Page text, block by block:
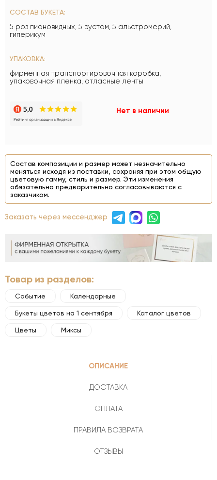
СОСТАВ БУКЕТА:
5 роз пионовидных, 5 эустом, 5 альстромерий,
гиперикум
УПАКОВКА:
фирменная транспортировочная коробка,
упаковочная пленка, атласные ленты
Нет в наличии
Состав композиции и размер может незначительно
меняться исходя из поставки, сохраняя при этом общую
цветовую гамму, стиль и размер. Эти изменения
обязательно предварительно согласовываются с
заказчиком.
Заказать через мессенджер
Товар из разделов:
Событие Календарные
Букеты цветов на 1 сентября Каталог цветов
Цветы Миксы
ОПИСАНИЕ
ДОСТАВКА
ОПЛАТА
ПРАВИЛА ВОЗВРАТА
ОТЗЫВЫ